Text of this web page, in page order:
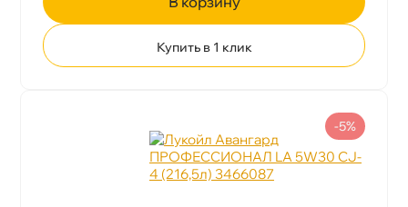
Купить в 1 клик
-5%